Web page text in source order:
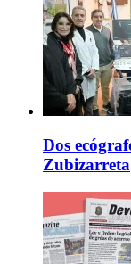
Dos
Zubizarreta